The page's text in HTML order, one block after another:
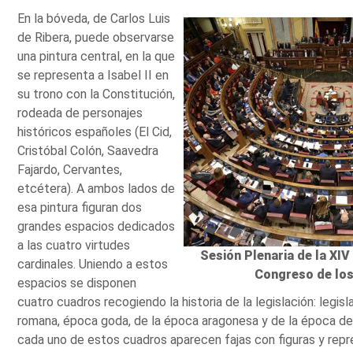
Sesión Plenaria de la
Congreso de
En la bóveda, de Carlos Luis
de Ribera, puede observarse
una pintura central, en la que
se representa a Isabel II en
su trono con la Constitución,
rodeada de personajes
históricos españoles (El Cid,
Cristóbal Colón, Saavedra
Fajardo, Cervantes,
etcétera). A ambos lados de
esa pintura figuran dos
grandes espacios dedicados
a las cuatro virtudes
cardinales. Uniendo a estos
espacios se disponen
cuatro cuadros recogiendo la historia de la legislación:
romana, época goda, de la época aragonesa y de la época
cada uno de estos cuadros aparecen fajas con figuras y